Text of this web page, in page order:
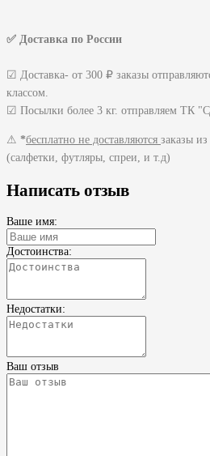
✅ Доставка по России
☑ Доставка- от 300 ₽ заказы
классом.
☑ Посылки более 3 кг. отправляем ТК
⚠ *бесплатно не доставляются заказы
(салфетки, футляры, спреи, и т.д)
Написать отзыв
Ваше имя:
Достоинства:
Недостатки:
Ваш отзыв